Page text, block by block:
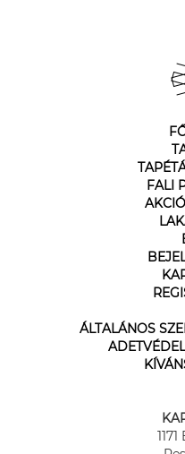
FALI
ÁLTALÁNOS